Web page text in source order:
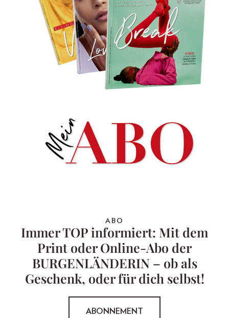
ABO
Immer TOP informiert: Mit dem
Print oder Online-Abo der
BURGENLÄNDERIN – ob als
Geschenk, oder für dich selbst!
ABONNEMENT